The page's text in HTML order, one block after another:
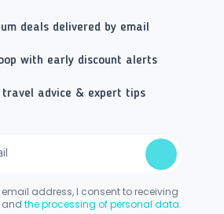
deals delivered by email
with early discount alerts
travel advice & expert tips
address, I consent to receiving
and the processing of personal data.